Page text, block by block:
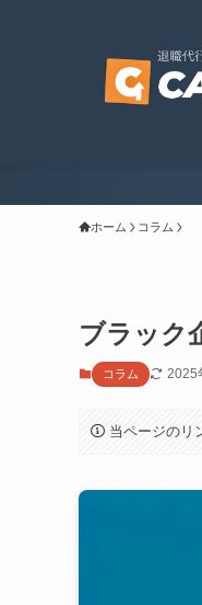
ホーム コラム
ブラック
コラム 2025
当ページのリ